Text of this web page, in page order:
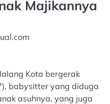
Majikannya
Kota bergerak
babysitter yang diduga
asuhnya, yang juga